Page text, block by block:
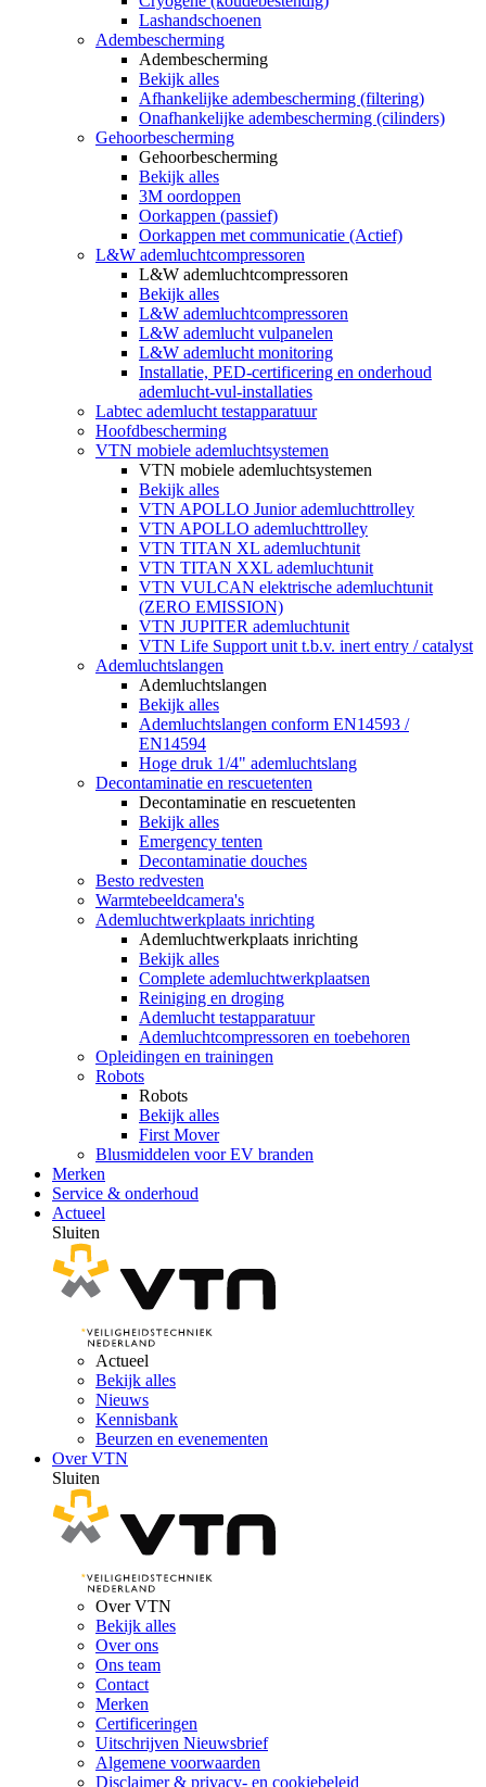
Lashandschoenen
Adembescherming
Adembescherming
Bekijk alles
Afhankelijke adembescherming (filtering)
Onafhankelijke adembescherming (cilinders)
Gehoorbescherming
Gehoorbescherming
Bekijk alles
3M oordoppen
Oorkappen (passief)
Oorkappen met communicatie (Actief)
L&W ademluchtcompressoren
L&W ademluchtcompressoren
Bekijk alles
L&W ademluchtcompressoren
L&W ademlucht vulpanelen
L&W ademlucht monitoring
Installatie, PED-certificering en onderhoud
ademlucht-vul-installaties
Labtec ademlucht testapparatuur
Hoofdbescherming
VTN mobiele ademluchtsystemen
VTN mobiele ademluchtsystemen
Bekijk alles
VTN APOLLO Junior ademluchttrolley
VTN APOLLO ademluchttrolley
VTN TITAN XL ademluchtunit
VTN TITAN XXL ademluchtunit
VTN VULCAN elektrische ademluchtunit
(ZERO EMISSION)
VTN JUPITER ademluchtunit
VTN Life Support unit t.b.v. inert entry / catalyst
Ademluchtslangen
Ademluchtslangen
Bekijk alles
Ademluchtslangen conform EN14593 /
EN14594
Hoge druk 1/4" ademluchtslang
Decontaminatie en rescuetenten
Decontaminatie en rescuetenten
Bekijk alles
Emergency tenten
Decontaminatie douches
Besto redvesten
Warmtebeeldcamera's
Ademluchtwerkplaats inrichting
Ademluchtwerkplaats inrichting
Bekijk alles
Complete ademluchtwerkplaatsen
Reiniging en droging
Ademlucht testapparatuur
Ademluchtcompressoren en toebehoren
Opleidingen en trainingen
Robots
Robots
Bekijk alles
First Mover
Blusmiddelen voor EV branden
Merken
Service & onderhoud
Actueel
Sluiten
Actueel
Bekijk alles
Nieuws
Kennisbank
Beurzen en evenementen
Over VTN
Sluiten
Over VTN
Bekijk alles
Over ons
Ons team
Contact
Merken
Certificeringen
Uitschrijven Nieuwsbrief
Algemene voorwaarden
Disclaimer & privacy- en cookiebeleid